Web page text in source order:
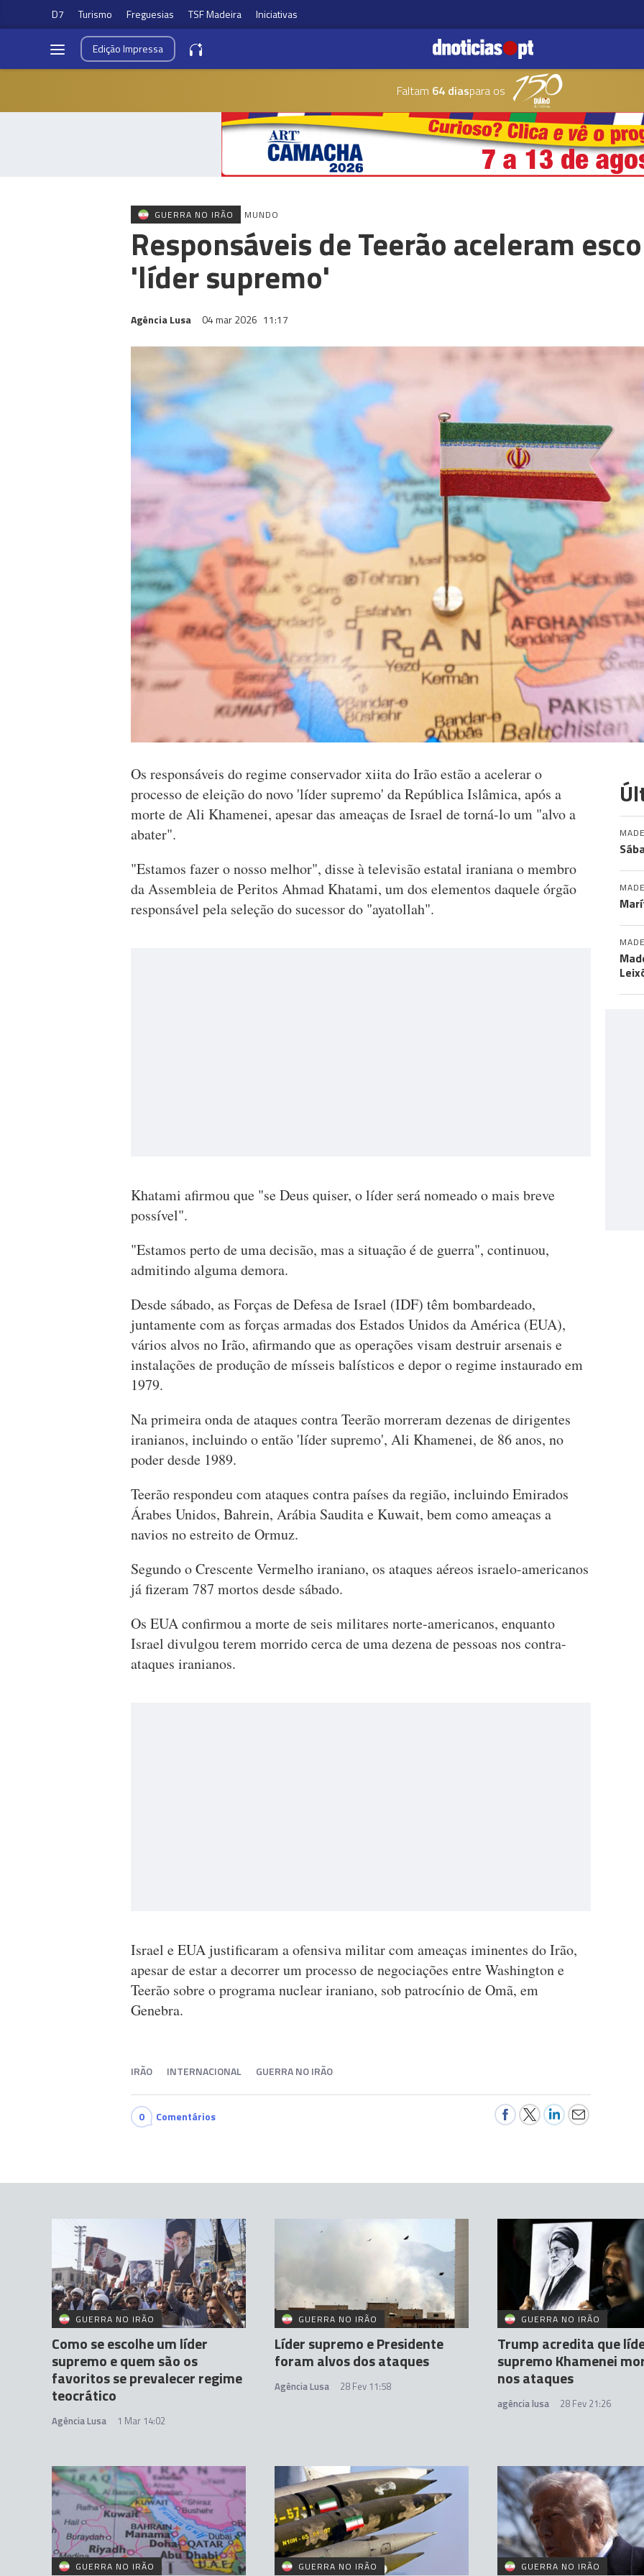
D7 Turismo Freguesias TSF Madeira Iniciativas
EdiçãoImpressa
Faltam 64 diaspara os
GUERRA NO IRÃO MUNDO
Responsáveis de Teerão aceleram
'líder supremo'
Agência Lusa 04 mar 2026 11:17
Os responsáveis do regime conservador xiita do Irão estão a acelerar o
processo de eleição do novo 'líder supremo' da República Islâmica, após a
morte de Ali Khamenei, apesar das ameaças de Israel de torná-lo um "alvo a
abater".
"Estamos fazer o nosso melhor", disse à televisão estatal iraniana o membro
da Assembleia de Peritos Ahmad Khatami, um dos elementos daquele órgão
responsável pela seleção do sucessor do "ayatollah".
Khatami afirmou que "se Deus quiser, o líder será nomeado o mais breve
possível".
"Estamos perto de uma decisão, mas a situação é de guerra", continuou,
admitindo alguma demora.
Desde sábado, as Forças de Defesa de Israel (IDF) têm bombardeado,
juntamente com as forças armadas dos Estados Unidos da América (EUA),
vários alvos no Irão, afirmando que as operações visam destruir arsenais e
instalações de produção de mísseis balísticos e depor o regime instaurado em
1979.
Na primeira onda de ataques contra Teerão morreram dezenas de dirigentes
iranianos, incluindo o então 'líder supremo', Ali Khamenei, de 86 anos, no
poder desde 1989.
Teerão respondeu com ataques contra países da região, incluindo Emirados
Árabes Unidos, Bahrein, Arábia Saudita e Kuwait, bem como ameaças a
navios no estreito de Ormuz.
Segundo o Crescente Vermelho iraniano, os ataques aéreos israelo-americanos
já fizeram 787 mortos desde sábado.
Os EUA confirmou a morte de seis militares norte-americanos, enquanto
Israel divulgou terem morrido cerca de uma dezena de pessoas nos contra-
ataques iranianos.
Israel e EUA justificaram a ofensiva militar com ameaças iminentes do Irão,
apesar de estar a decorrer um processo de negociações entre Washington e
Teerão sobre o programa nuclear iraniano, sob patrocínio de Omã, em
Genebra.
IRÃO INTERNACIONAL GUERRA NO IRÃO
0 Comentários
GUERRA NO IRÃO
Como se escolhe um líder
supremo e quem são os
favoritos se prevalecer regime
teocrático
Agência Lusa 1 Mar 14:02
GUERRA NO IRÃO
Líder supremo e Presidente
foram alvos dos ataques
Agência Lusa 28 Fev 11:58
GUERRA NO IRÃO
Trump acredita que
supremo Khamenei
nos ataques
agência lusa 28 Fev 21:26
GUERRA NO IRÃO GUERRA NO IRÃO GUERRA NO IRÃO